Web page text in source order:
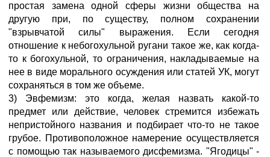
простая замена одной сферы жизни общества на
другую при, по существу, полном сохранении
"взрывчатой силы" выражения. Если сегодня
отношение к небогохульной ругани такое же, как когда-
то к богохульной, то ограничения, накладываемые на
нее в виде морального осуждения или статей УК, могут
сохраняться в том же объеме.
3) Эвфемизм: это когда, желая назвать какой-то
предмет или действие, человек стремится избежать
непристойного названия и подбирает что-то не такое
грубое. Противоположное намерение осуществляется
с помощью так называемого дисфемизма. "Ягодицы" -